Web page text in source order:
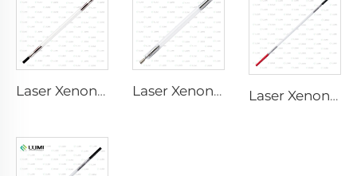
Laser Xenonlampa L2741 – 7×100×167 mm Laser Xenonlampa L2851 – 5×105×175 mm Laser Xenonlampa L2851-5×105×175 mm